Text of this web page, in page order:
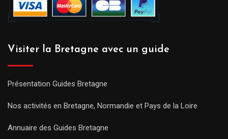
Visiter la Bretagne avec un guide
Présentation Guides Bretagne
Nos activités en Bretagne, Normandie et Pays de la Loire
Annuaire des Guides Bretagne